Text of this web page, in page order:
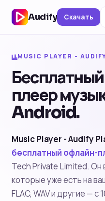
Audify Скачать
MUSIC PLAYER -
плеер
Android.
Music Player - Audify
бесплатный офлайн-
Tech Private Limited. Он
которые уже есть на
FLAC, WAV и другие — с